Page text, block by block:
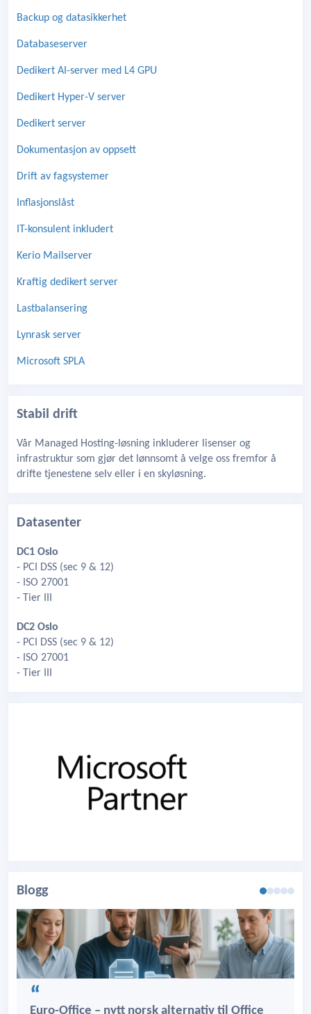
Backup og datasikkerhet
Databaseserver
Dedikert AI-server med L4 GPU
Dedikert Hyper-V server
Dedikert server
Dokumentasjon av oppsett
Drift av fagsystemer
Inflasjonslåst
IT-konsulent inkludert
Kerio Mailserver
Kraftig dedikert server
Lastbalansering
Lynrask server
Microsoft SPLA
Stabil drift
Vår Managed Hosting-løsning inkluderer lisenser og
infrastruktur som gjør det lønnsomt å velge oss fremfor å
drifte tjenestene selv eller i en skyløsning.
Datasenter
DC1 Oslo
- PCI DSS (sec 9 & 12)
- ISO 27001
- Tier III
DC2 Oslo
- PCI DSS (sec 9 & 12)
- ISO 27001
- Tier III
Blogg
Euro-Office – nytt norsk alternativ til Office